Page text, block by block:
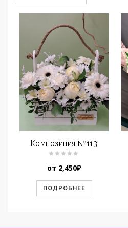
Композиция №113
от 2,450₽
ПОДРОБНЕЕ